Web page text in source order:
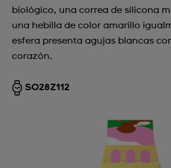
biológico, una correa de silicona
una hebilla de color amarillo
esfera presenta agujas blancas
corazón.
SO28Z112